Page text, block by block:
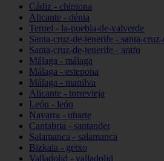
Cádiz - chipiona
Alicante - dénia
Teruel - la-puebla-de-valverde
Santa-cruz-de-tenerife - santa-
Santa-cruz-de-tenerife - arafo
Málaga - málaga
Málaga - estepona
Málaga - manilva
Alicante - torrevieja
León - león
Navarra - uharte
Cantabria - santander
Salamanca - salamanca
Bizkaia - getxo
Valladolid - valladolid